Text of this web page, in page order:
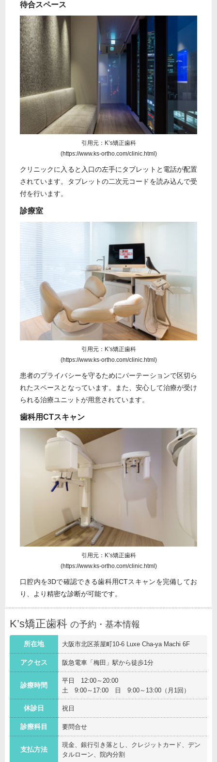
待合スペース
引用元：K’s矯正歯科
(https://www.ks-ortho.com/clinic.html)
クリニックに入ると入口の左手にタブレットと電話が配置
されています。タブレットの二次元コードを読み込んで受
付を行います。
診療室
引用元：K’s矯正歯科
(https://www.ks-ortho.com/clinic.html)
患者のプライバシーを守るためにパーテーションで区切ら
れたスペースとなっています。また、安心して治療が受け
られる治療ユニットが用意されています。
歯科用CTスキャン
引用元：K’s矯正歯科
(https://www.ks-ortho.com/clinic.html)
口腔内を3Dで確認できる歯科用CTスキャンを完備してお
り、より精密な診断が可能です。
K’s矯正歯科 の予約・基本情報
所在地 大阪市北区茶屋町10-6 Luxe Cha-ya Machi 6F
アクセス 阪急電車「梅田」駅から徒歩1分
診療時間
平日 12:00～20:00
土 9:00～17:00 日 9:00～13:00（月1回）
休診日 祝日
診療科目 要問合せ
支払方法
現金、銀行引き落とし、クレジットカード、デン
タルローン、院内分割